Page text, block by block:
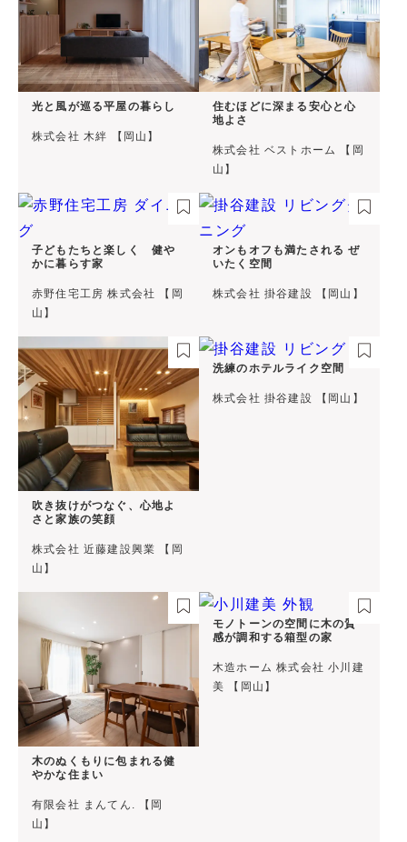
光と風が巡る平屋の暮らし
株式会社 木絆 【岡山】
住むほどに深まる安心と心
地よさ
株式会社 ベストホーム 【岡
山】
子どもたちと楽しく 健や
かに暮らす家
赤野住宅工房 株式会社 【岡
山】
オンもオフも満たされる ぜ
いたく空間
株式会社 掛谷建設 【岡山】
吹き抜けがつなぐ、心地よ
さと家族の笑顔
株式会社 近藤建設興業 【岡
山】
洗練のホテルライク空間
株式会社 掛谷建設 【岡山】
木のぬくもりに包まれる健
やかな住まい
有限会社 まんてん. 【岡
山】
モノトーンの空間に木の質
感が調和する箱型の家
木造ホーム 株式会社 小川建
美 【岡山】